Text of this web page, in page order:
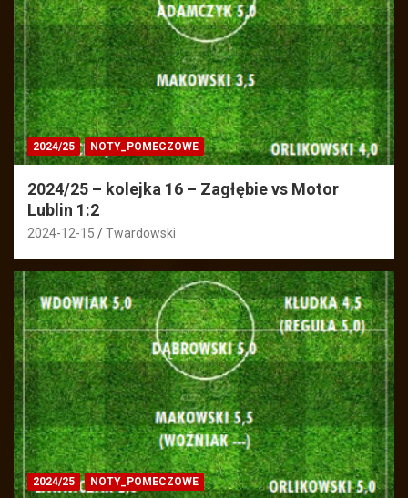
2024/25 NOTY_POMECZOWE
2024/25 – kolejka 16 – Zagłębie vs Motor
Lublin 1:2
2024-12-15 Twardowski
2024/25 NOTY_POMECZOWE